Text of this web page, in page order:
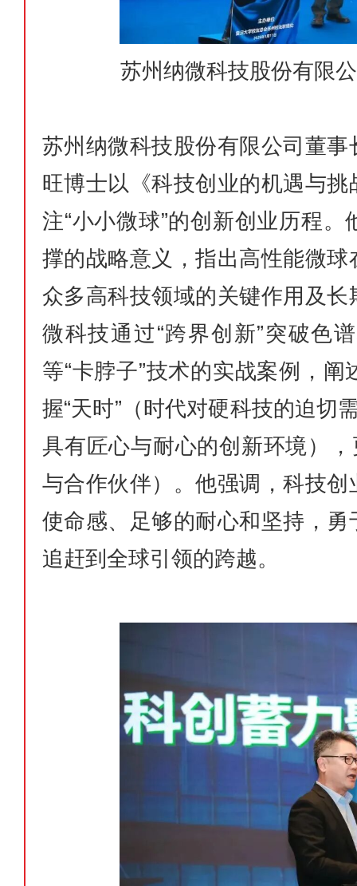
苏州纳微科技股份有限
苏州纳微科技股份有限公司董
旺博士以《科技创业的机遇与
注“小小微球”的创新创业历程
撑的战略意义，指出高性能微
众多高科技领域的关键作用及
微科技通过“跨界创新”突破色
等“卡脖子”技术的实战案例，
握“天时”（时代对硬科技的迫切
具有匠心与耐心的创新环境）
与合作伙伴）。他强调，科技
使命感、足够的耐心和坚持，
追赶到全球引领的跨越。